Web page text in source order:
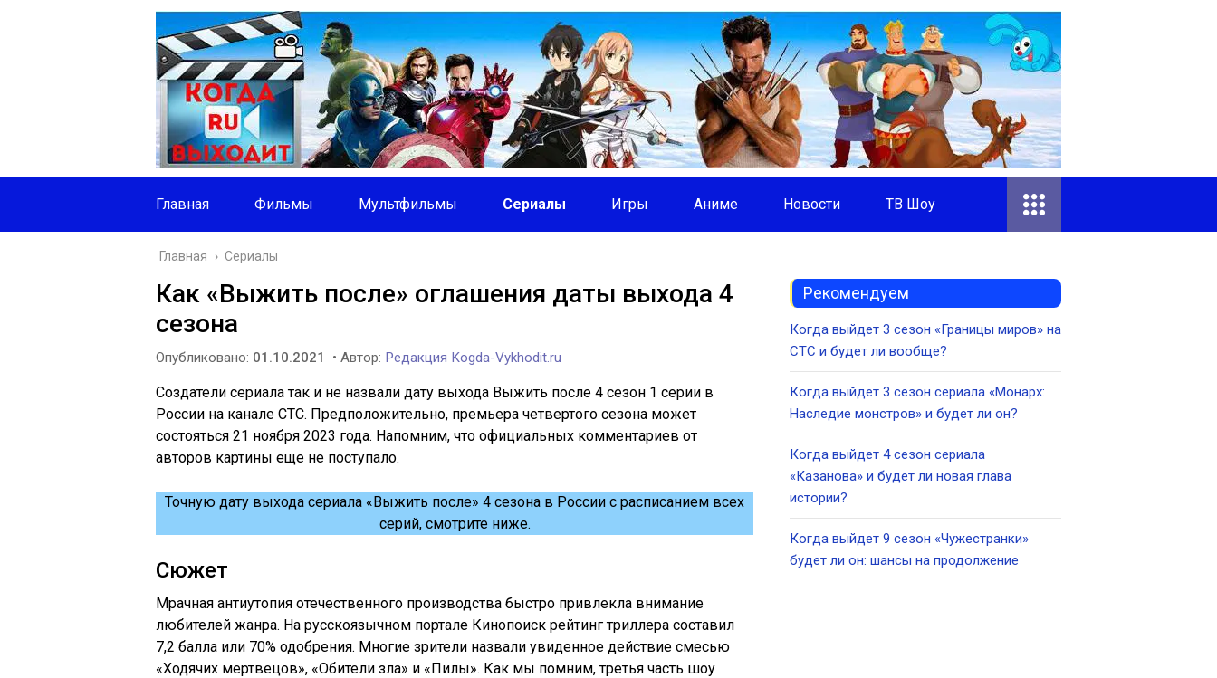
Главная Фильмы Мультфильмы Сериалы Игры Аниме Новости ТВ Шоу
Главная › Сериалы
Как «Выжить после» оглашения даты выхода 4
сезона
Опубликовано: 01.10.2021 • Автор: Редакция Kogda-Vykhodit.ru
Создатели сериала так и не назвали дату выхода Выжить после 4 сезон 1 серии в
России на канале СТС. Предположительно, премьера четвертого сезона может
состояться 21 ноября 2023 года. Напомним, что официальных комментариев от
авторов картины еще не поступало.
Точную дату выхода сериала «Выжить после» 4 сезона в России с расписанием всех
серий, смотрите ниже.
Сюжет
Мрачная антиутопия отечественного производства быстро привлекла внимание
любителей жанра. На русскоязычном портале Кинопоиск рейтинг триллера составил
7,2 балла или 70% одобрения. Многие зрители назвали увиденное действие смесью
«Ходячих мертвецов», «Обители зла» и «Пилы». Как мы помним, третья часть шоу
Рекомендуем
Когда выйдет 3 сезон «Границы миров» на
СТС и будет ли вообще?
Когда выйдет 3 сезон сериала «Монарх:
Наследие монстров» и будет ли он?
Когда выйдет 4 сезон сериала
«Казанова» и будет ли новая глава
истории?
Когда выйдет 9 сезон «Чужестранки»
будет ли он: шансы на продолжение